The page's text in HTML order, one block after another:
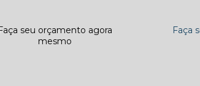
seu orçamento agora
mesmo
Faça